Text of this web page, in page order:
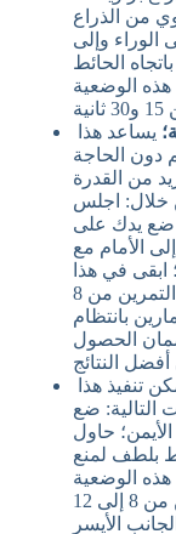
من الذراع
الوراء وإلى
الحائط
الوضعية
يساعد هذا
دون الحاجة
من القدرة
خلال: اجلس
ضع يدك على
الأمام مع
ابقى في هذا
الوضع لمدة 6 ثوانٍ، ثم قم بتكرار التمرين من 8
بانتظام
الحصول
تنفيذ هذا
التالية: ضع
حاول
بلطف لمنع
الوضعية
لمدة 6 ثواني؛ قم بتكرار التمرين من 8 إلى 12